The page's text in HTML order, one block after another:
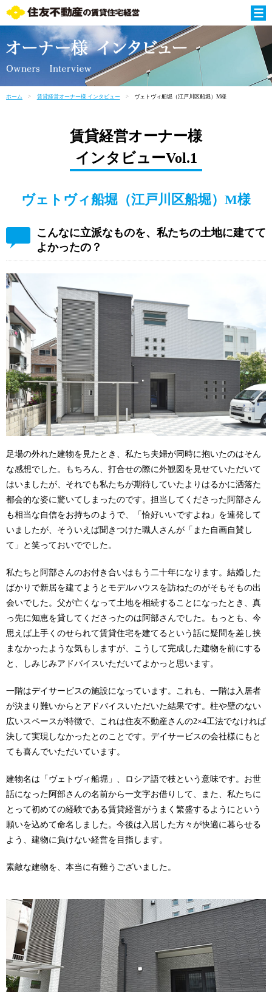
ホーム 賃貸経営オーナー様 インタビュー ヴェトヴィ船堀（江戸川区船堀）M様
賃貸経営オーナー様
インタビューVol.1
ヴェトヴィ船堀 （江戸川区船堀）M様
こんなに立派なものを、私たちの土地に建てて
よかったの？
足場の外れた建物を見たとき、私たち夫婦が同時に抱いたのはそん
な感想でした。もちろん、打合せの際に外観図を見せていただいて
はいましたが、それでも私たちが期待していたよりはるかに洒落た
都会的な姿に驚いてしまったのです。担当してくださった阿部さん
も相当な自信をお持ちのようで、「恰好いいですよね」を連発して
いましたが、そういえば聞きつけた職人さんが「また自画自賛し
て」と笑っておいででした。
私たちと阿部さんのお付き合いはもう二十年になります。結婚した
ばかりで新居を建てようとモデルハウスを訪ねたのがそもそもの出
会いでした。父が亡くなって土地を相続することになったとき、真
っ先に知恵を貸してくださったのは阿部さんでした。もっとも、今
思えば上手くのせられて賃貸住宅を建てるという話に疑問を差し挟
まなかったような気もしますが、こうして完成した建物を前にする
と、しみじみアドバイスいただいてよかっと思います。
一階はデイサービスの施設になっています。これも、一階は入居者
が決まり難いからとアドバイスいただいた結果です。柱や壁のない
広いスペースが特徴で、これは住友不動産さんの2×4工法でなければ
決して実現しなかったとのことです。デイサービスの会社様にもと
ても喜んでいただいています。
建物名は「ヴェトヴィ船堀」、ロシア語で枝という意味です。お世
話になった阿部さんの名前から一文字お借りして、また、私たちに
とって初めての経験である賃貸経営がうまく繁盛するようにという
願いを込めて命名しました。今後は入居した方々が快適に暮らせる
よう、建物に負けない経営を目指します。
素敵な建物を、本当に有難うございました。